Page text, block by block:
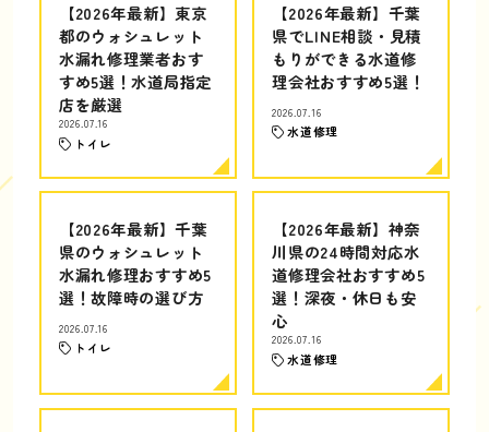
【2026年最新】東京
都のウォシュレット
水漏れ修理業者おす
すめ5選！水道局指定
店を厳選
2026.07.16
トイレ
【2026年最新】千葉
県でLINE相談・見積
もりができる水道修
理会社おすすめ5選！
2026.07.16
水道修理
【2026年最新】千葉
県のウォシュレット
水漏れ修理おすすめ5
選！故障時の選び方
2026.07.16
トイレ
【2026年最新】神奈
川県の24時間対応水
道修理会社おすすめ5
選！深夜・休日も安
心
2026.07.16
水道修理